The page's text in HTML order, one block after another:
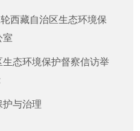
西藏自治区生态环境保
室
态环境保护督察信访举
护与治理